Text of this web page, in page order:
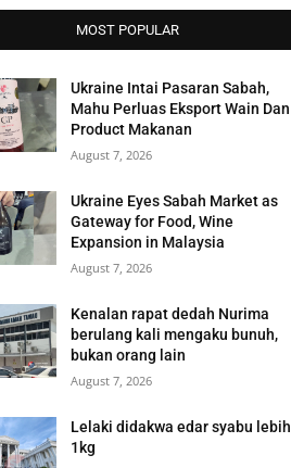
MOST POPULAR
Ukraine Intai Pasaran Sabah,
Mahu Perluas Eksport Wain Dan
Product Makanan
August 7, 2026
Ukraine Eyes Sabah Market as
Gateway for Food, Wine
Expansion in Malaysia
August 7, 2026
Kenalan rapat dedah Nurima
berulang kali mengaku bunuh,
bukan orang lain
August 7, 2026
Lelaki didakwa edar syabu lebih
1kg